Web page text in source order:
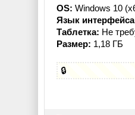
OS: Windows 10
Язык
Таблетка: Не
Размер: 1,18 ГБ
🔒